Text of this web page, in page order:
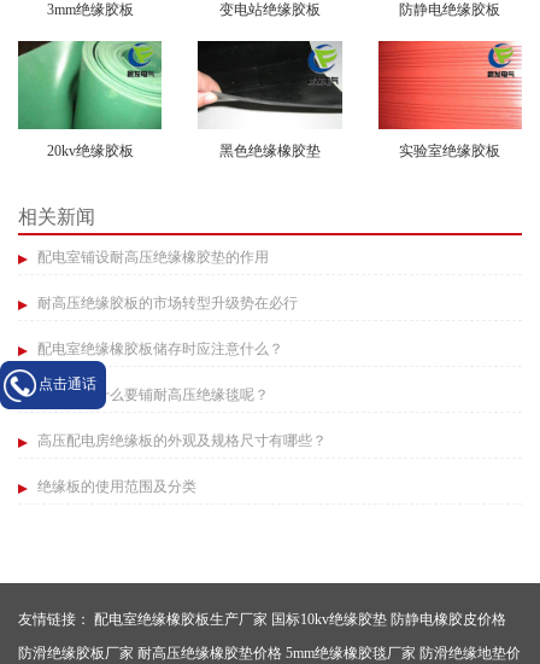
3mm绝缘胶板 变电站绝缘胶板 防静电绝缘胶板
20kv绝缘胶板 黑色绝缘橡胶垫 实验室绝缘胶板
相关新闻
配电室铺设耐高压绝缘橡胶垫的作用​
耐高压绝缘胶板的市场转型升级势在必行​
配电室绝缘橡胶板储存时应注意什么？
配电房为什么要铺耐高压绝缘毯呢？​
高压配电房绝缘板的外观及规格尺寸有哪些？
绝缘板的使用范围及分类​
友情链接： 配电室绝缘橡胶板生产厂家 国标10kv绝缘胶垫 防静电橡胶皮价格
防滑绝缘胶板厂家 耐高压绝缘橡胶垫价格 5mm绝缘橡胶毯厂家 防滑绝缘地垫价
点击通话